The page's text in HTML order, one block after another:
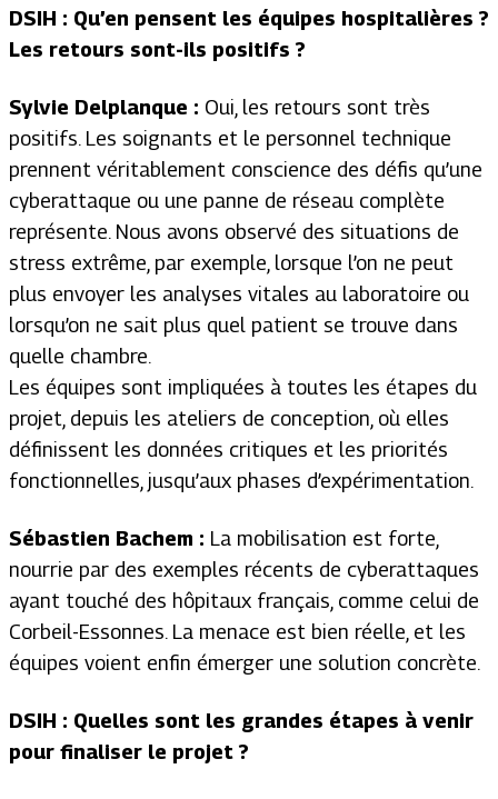
DSIH : Qu’en pensent les équipes hospitalières ?
Les retours sont-ils positifs ?
Sylvie Delplanque : Oui, les retours sont très
positifs. Les soignants et le personnel technique
prennent véritablement conscience des défis qu’une
cyberattaque ou une panne de réseau complète
représente. Nous avons observé des situations de
stress extrême, par exemple, lorsque l’on ne peut
plus envoyer les analyses vitales au laboratoire ou
lorsqu’on ne sait plus quel patient se trouve dans
quelle chambre.
Les équipes sont impliquées à toutes les étapes du
projet, depuis les ateliers de conception, où elles
définissent les données critiques et les priorités
fonctionnelles, jusqu’aux phases d’expérimentation.
Sébastien Bachem : La mobilisation est forte,
nourrie par des exemples récents de cyberattaques
ayant touché des hôpitaux français, comme celui de
Corbeil-Essonnes. La menace est bien réelle, et les
équipes voient enfin émerger une solution concrète.
DSIH : Quelles sont les grandes étapes à venir
pour finaliser le projet ?